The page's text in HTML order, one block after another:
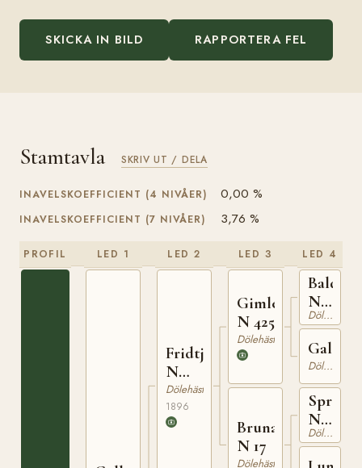
SKICKA IN BILD RAPPORTERA FEL
Stamtavla SKRIV UT / DELA
INAVELSKOEFFICIENT (4 NIVÅER) 0,00 %
INAVELSKOEFFICIENT (7 NIVÅER) 3,76 %
PROFIL LED 1 LED 2
Fridtjov
N
645
Dölehäst
1896
LED 3
Gimle
N 425
Dölehäst
Bruna
N 17
Dölehäst
LED 4
Balder
N
284
Dölehäst
Dölehäst
N
41Dölehäst